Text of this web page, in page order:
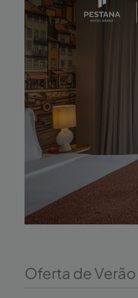
Oferta de Verão